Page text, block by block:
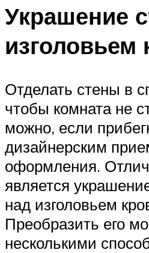
МЕНЮ
Украшение
изголовьем
Отделать стены в
чтобы комната не
можно, если
дизайнерским
оформления.
является
над изголовьем
Преобразить его
несколькими